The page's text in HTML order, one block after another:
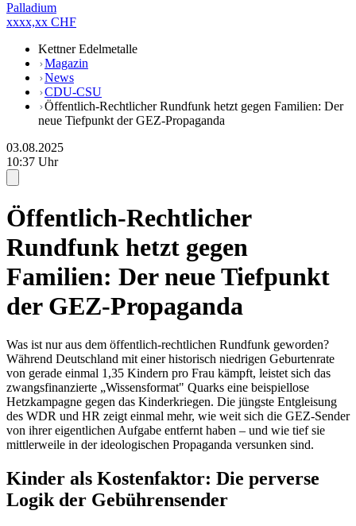
Palladium
xxxx,xx CHF
Kettner Edelmetalle
Magazin
News
CDU-CSU
Öffentlich-Rechtlicher Rundfunk hetzt gegen Familien: Der
neue Tiefpunkt der GEZ-Propaganda
03.08.2025
10:37 Uhr
Öffentlich-Rechtlicher
Rundfunk hetzt gegen
Familien: Der neue Tiefpunkt
der GEZ-Propaganda
Was ist nur aus dem öffentlich-rechtlichen Rundfunk geworden?
Während Deutschland mit einer historisch niedrigen Geburtenrate
von gerade einmal 1,35 Kindern pro Frau kämpft, leistet sich das
zwangsfinanzierte „Wissensformat" Quarks eine beispiellose
Hetzkampagne gegen das Kinderkriegen. Die jüngste Entgleisung
des WDR und HR zeigt einmal mehr, wie weit sich die GEZ-Sender
von ihrer eigentlichen Aufgabe entfernt haben – und wie tief sie
mittlerweile in der ideologischen Propaganda versunken sind.
Kinder als Kostenfaktor: Die perverse
Logik der Gebührensender